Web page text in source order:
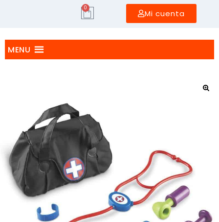
0
Mi cuenta
MENU